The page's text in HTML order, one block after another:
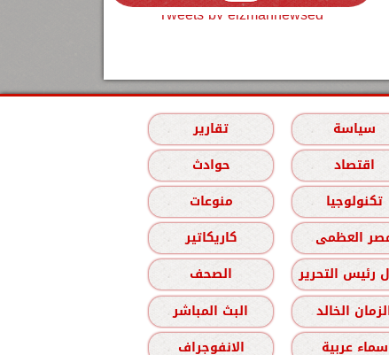
Tweets by elzmannewseg
سياسة
تقارير
اقتصاد
حوادث
تكنولوجيا
منوعات
العظمى
كاريكاتير
رئيس التحرير
الصحف
الخالد
البث المباشر
سماء عربية الانفوجراف